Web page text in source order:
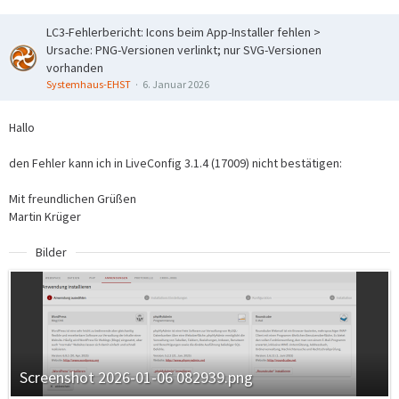
LC3-Fehlerbericht: Icons beim App-Installer fehlen >
Ursache: PNG-Versionen verlinkt; nur SVG-Versionen
vorhanden
Systemhaus-EHST 6. Januar 2026
Hallo
den Fehler kann ich in LiveConfig 3.1.4 (17009) nicht bestätigen:
Mit freundlichen Grüßen
Martin Krüger
Bilder
Screenshot 2026-01-06 082939.png